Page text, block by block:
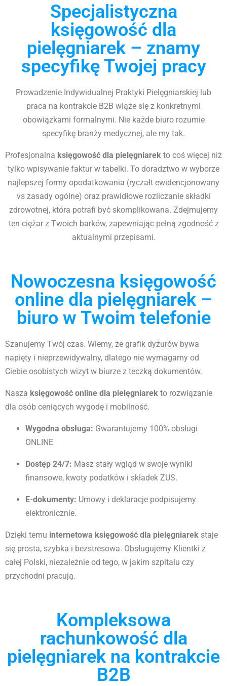
Specjalistyczna
księgowość dla
pielęgniarek – znamy
specyfikę Twojej pracy
Prowadzenie Indywidualnej Praktyki Pielęgniarskiej lub
praca na kontrakcie B2B wiąże się z konkretnymi
obowiązkami formalnymi. Nie każde biuro rozumie
specyfikę branży medycznej, ale my tak.
Profesjonalna księgowość dla pielęgniarek to coś więcej niż
tylko wpisywanie faktur w tabelki. To doradztwo w wyborze
najlepszej formy opodatkowania (ryczałt ewidencjonowany
vs zasady ogólne) oraz prawidłowe rozliczanie składki
zdrowotnej, która potrafi być skomplikowana. Zdejmujemy
ten ciężar z Twoich barków, zapewniając pełną zgodność z
aktualnymi przepisami.
Nowoczesna księgowość
online dla pielęgniarek –
biuro w Twoim telefonie
Szanujemy Twój czas. Wiemy, że grafik dyżurów bywa
napięty i nieprzewidywalny, dlatego nie wymagamy od
Ciebie osobistych wizyt w biurze z teczką dokumentów.
Nasza księgowość online dla pielęgniarek to rozwiązanie
dla osób ceniących wygodę i mobilność.
Wygodna obsługa: Gwarantujemy 100% obsługi
ONLINE
Dostęp 24/7: Masz stały wgląd w swoje wyniki
finansowe, kwoty podatków i składek ZUS.
E-dokumenty: Umowy i deklaracje podpisujemy
elektronicznie.
Dzięki temu internetowa księgowość dla pielęgniarek staje
się prosta, szybka i bezstresowa. Obsługujemy Klientki z
całej Polski, niezależnie od tego, w jakim szpitalu czy
przychodni pracują.
Kompleksowa
rachunkowość dla
pielęgniarek na kontrakcie
B2B